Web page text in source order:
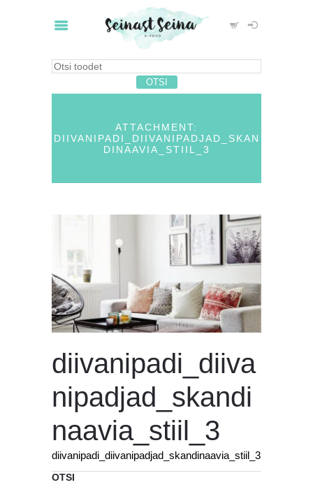
ATTACHMENT:
DIIVANIPADI_DIIVANIPADJAD_SKAN
DINAAVIA_STIIL_3
diivanipadi_diiva
nipadjad_skandi
naavia_stiil_3
diivanipadi_diivanipadjad_skandinaavia_stiil_3
OTSI